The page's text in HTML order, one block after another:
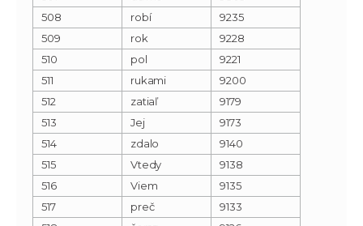
508
robí
9235
509
rok
9228
510
pol
9221
511
rukami
9200
512
zatiaľ
9179
513
Jej
9173
514
zdalo
9140
515
Vtedy
9138
516
Viem
9135
517
preč
9133